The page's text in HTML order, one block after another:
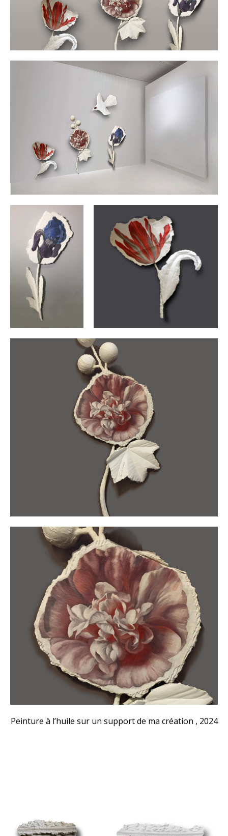
Peinture à l’huile sur un support de ma création , 2024